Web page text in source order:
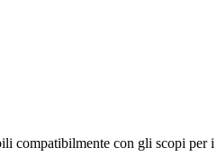
con gli scopi per